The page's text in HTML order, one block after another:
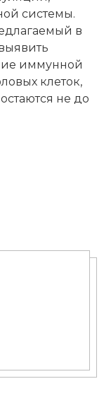
системы.
в
иммунной
клеток,
не до